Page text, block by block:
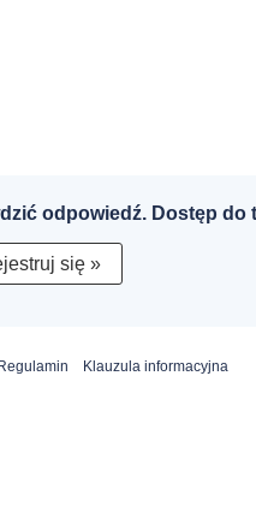
odpowiedź. Dostęp
się »
Regulamin Klauzula informacyjna